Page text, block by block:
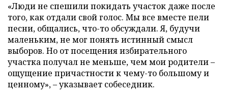
«Люди не спешили покидать участок даже после
того, как отдали свой голос. Мы все вместе пели
песни, общались, что-то обсуждали. Я, будучи
маленьким, не мог понять истинный смысл
выборов. Но от посещения избирательного
участка получал не меньше, чем мои родители –
ощущение причастности к чему-то большому и
ценному», – указывает собеседник.